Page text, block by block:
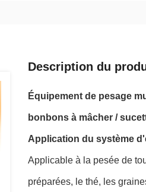
Description du
Équipement de pesage
bonbons à mâcher /
Application du système
Applicable à la pesée de
préparées, le thé, les